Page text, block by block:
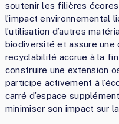
soutenir les filières
l’impact environnemental
l’utilisation d’autres
biodiversité et assure
recyclabilité accrue à la fin
construire une extension
participe activement à
carré d’espace
minimiser son impact sur